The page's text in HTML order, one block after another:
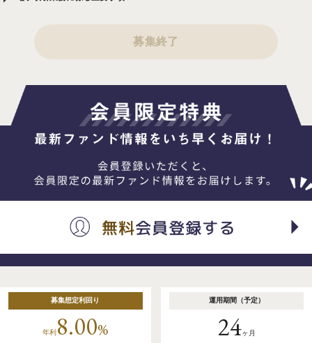
募集終了
募集想定利回り
年利 8.00%
運用期間（予定）
24ヶ月